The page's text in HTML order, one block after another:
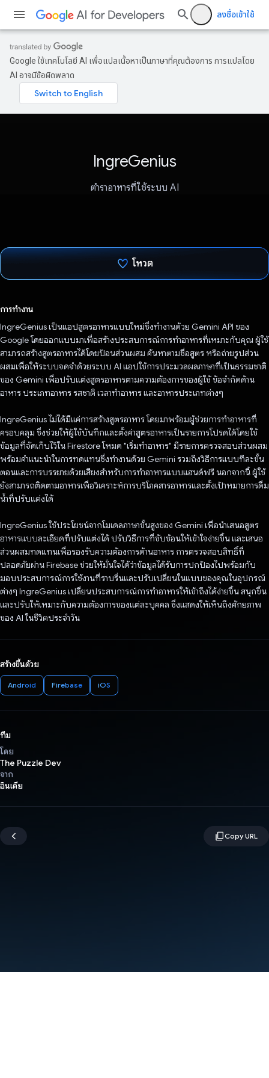
ลงชื่อเข้าใช้
Google ใช้เทคโนโลยี AI เพื่อแปลเนื้อหาเป็นภาษาที่คุณต้องการ การแปลโดย
AI อาจมีข้อผิดพลาด
IngreGenius
ตำราอาหารที่ใช้ระบบ AI
โหวต
การทำงาน
IngreGenius เป็นแอปสูตรอาหารแบบใหม่ซึ่งทำงานด้วย Gemini API ของ
Google โดยออกแบบมาเพื่อสร้างประสบการณ์การทำอาหารที่เหมาะกับคุณ ผู้ใช้
สามารถสร้างสูตรอาหารได้โดยป้อนส่วนผสม ค้นหาตามชื่อสูตร หรือถ่ายรูปส่วน
ผสมเพื่อให้ระบบจดจำด้วยระบบ AI แอปใช้การประมวลผลภาษาที่เป็นธรรมชาติ
ของ Gemini เพื่อปรับแต่งสูตรอาหารตามความต้องการของผู้ใช้ ข้อจำกัดด้าน
อาหาร ประเภทอาหาร รสชาติ เวลาทำอาหาร และอาหารประเภทต่างๆ
IngreGenius ไม่ได้มีแค่การสร้างสูตรอาหาร โดยมาพร้อมผู้ช่วยการทำอาหารที่
ครอบคลุม ซึ่งช่วยให้ผู้ใช้บันทึกและตั้งค่าสูตรอาหารเป็นรายการโปรดได้โดยใช้
ข้อมูลที่จัดเก็บไว้ใน Firestore โหมด "เริ่มทำอาหาร" มีรายการตรวจสอบส่วนผสม
พร้อมคำแนะนำในการทดแทนซึ่งทำงานด้วย Gemini รวมถึงวิธีการแบบทีละขั้น
ตอนและการบรรยายด้วยเสียงสำหรับการทำอาหารแบบแฮนด์ฟรี นอกจากนี้ ผู้ใช้
ยังสามารถติดตามอาหารเพื่อวิเคราะห์การบริโภคสารอาหารและตั้งเป้าหมายการดื่ม
น้ำที่ปรับแต่งได้
IngreGenius ใช้ประโยชน์จากโมเดลภาษาขั้นสูงของ Gemini เพื่อนำเสนอสูตร
อาหารแบบละเอียดที่ปรับแต่งได้ ปรับวิธีการที่ซับซ้อนให้เข้าใจง่ายขึ้น และเสนอ
ส่วนผสมทดแทนเพื่อรองรับความต้องการด้านอาหาร การตรวจสอบสิทธิ์ที่
ปลอดภัยผ่าน Firebase ช่วยให้มั่นใจได้ว่าข้อมูลได้รับการปกป้องไปพร้อมกับ
มอบประสบการณ์การใช้งานที่ราบรื่นและปรับเปลี่ยนในแบบของคุณในอุปกรณ์
ต่างๆ IngreGenius เปลี่ยนประสบการณ์การทำอาหารให้เข้าถึงได้ง่ายขึ้น สนุกขึ้น
และปรับให้เหมาะกับความต้องการของแต่ละบุคคล ซึ่งแสดงให้เห็นถึงศักยภาพ
ของ AI ในชีวิตประจำวัน
สร้างขึ้นด้วย
Android Firebase iOS
ทีม
โดย
The Puzzle Dev
จาก
อินเดีย